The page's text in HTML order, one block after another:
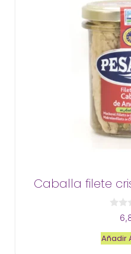
Caballa filete
e
5
Añadir